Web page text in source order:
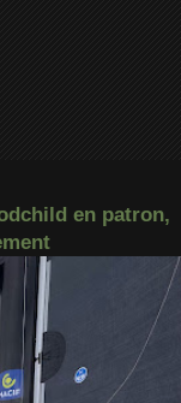
en patron,